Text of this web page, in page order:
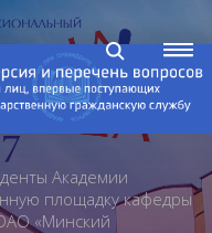
Академии
площадку кафедры
«Минский